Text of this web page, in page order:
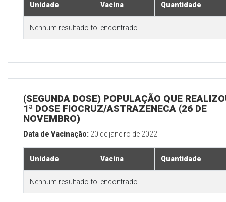
Unidade Vacina Quantidade
Nenhum resultado foi encontrado.
(SEGUNDA DOSE) POPULAÇÃO QUE
1ª DOSE FIOCRUZ/ASTRAZENECA (26 DE
NOVEMBRO)
Data de Vacinação: 20 de janeiro de 2022
Unidade Vacina Quantidade
Nenhum resultado foi encontrado.